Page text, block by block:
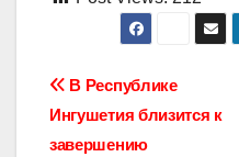
Навигация
по
В Республике
Ингушетия близится к
завершению